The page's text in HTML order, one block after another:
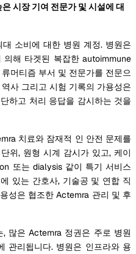
시장 기여 전문가 및 시설에 대
소비에 대한 병원 계정. 병원은
의해 타겟된 복잡한 autoimmune
머티즘 부서 및 전문가를 전문으
사 그리고 시험 기록의 가용성은
하고 처리 응답을 감시하는 것을
치료와 잠재적 인 안전 문제를
위, 원형 시계 감시가 있고, 케이
또는 dialysis 같이 특기 서비스
있는 간호사, 기술공 및 연합 직
성은 협조한 Actemra 관리 및 후
많은 Actemra 정권은 주로 병원
관리됩니다. 병원은 인프라와 용